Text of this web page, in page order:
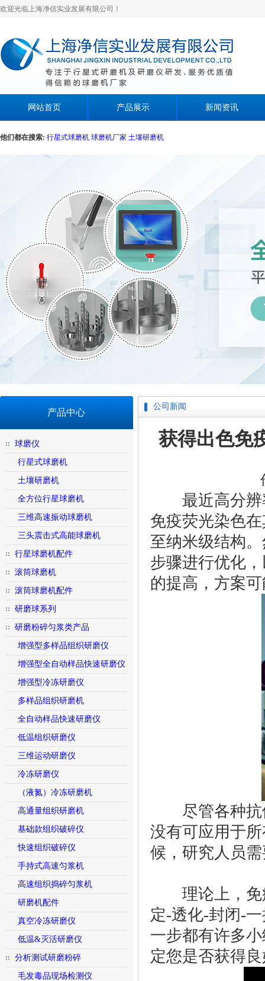
欢迎光临上海净信实业发展有限公司！
网站首页 产品展示 新闻资讯
他们都在搜索: 行星式球磨机 球磨机厂家 土壤研磨机
产品中心
球磨仪
行星式球磨机
土壤研磨机
全方位行星球磨机
三维高速振动球磨机
三头震击式高能球磨机
行星球磨机配件
滚筒球磨机
滚筒球磨机配件
研磨球系列
研磨粉碎匀浆类产品
增强型多样品组织研磨仪
增强型全自动样品快速研磨仪
增强型冷冻研磨仪
多样品组织研磨机
全自动样品快速研磨仪
低温组织研磨仪
三维运动研磨仪
冷冻研磨仪
（液氮）冷冻研磨机
高通量组织研磨机
基础款组织破碎仪
快速组织破碎仪
手持式高速匀浆机
高速组织捣碎匀浆机
研磨机配件
真空冷冻研磨仪
低温&灭活研磨仪
分析测试研磨粉碎
毛发毒品现场检测仪
公司新闻
获得出色免
最近高分辨
免疫荧光染色
至纳米级结构
步骤进行优化
的提高，方案
尽管各种抗
没有可应用于
候，研究人员
理论上，免
定-透化-封闭-
一步都有许多
定您是否获得